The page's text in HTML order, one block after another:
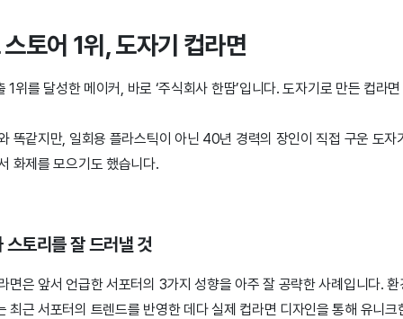
토어 1위, 도자기 컵라면
위를 달성한 메이커, 바로 ‘주식회사 한땀’입니다. 도자기로 만든 컵라
똑같지만, 일회용 플라스틱이 아닌 40년 경력의 장인이 직접 구운 도자
화제를 모으기도 했습니다.
토리를 잘 드러낼 것
면은 앞서 언급한 서포터의 3가지 성향을 아주 잘 공략한 사례입니다.
최근 서포터의 트렌드를 반영한 데다 실제 컵라면 디자인을 통해 유니크